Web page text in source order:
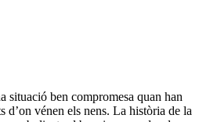
situació ben compromesa quan han
d’on vénen els nens. La història de la